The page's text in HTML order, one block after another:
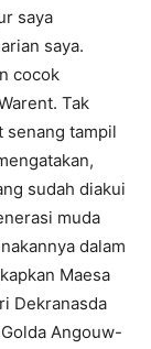
saya
saya.
cocok
Tak
senang tampil
sudah diakui
muda
dalam
Maesa
Dekranasda
Angouw-